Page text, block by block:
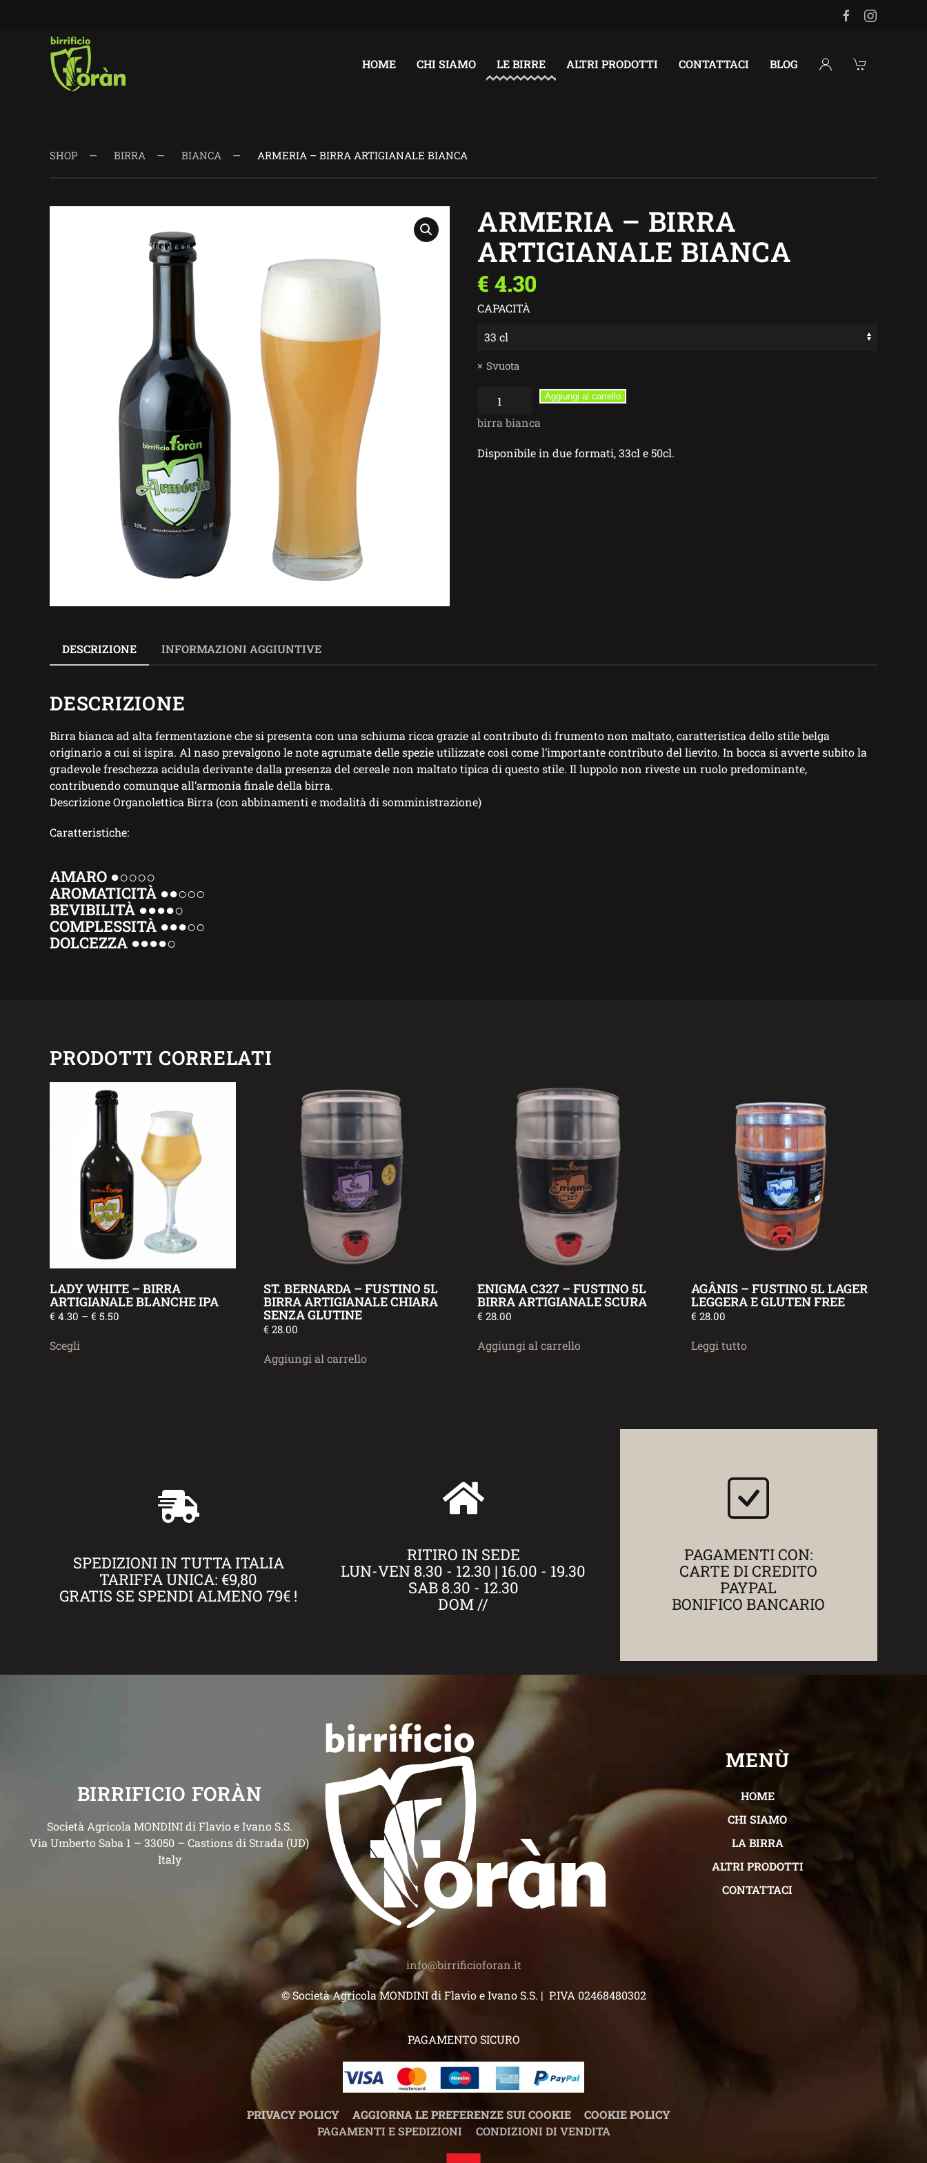
Skip to main content
HOME
CHI SIAMO LE BIRRE ALTRI PRODOTTI CONTATTACI BLOG
SHOP BIRRA BIANCA ARMERIA – BIRRA ARTIGIANALE BIANCA
ARMERIA – BIRRA
ARTIGIANALE BIANCA
€ 4.30
CAPACITÀ
Svuota
Armeria
Birra
Bianca
Aggiungi al carrello
birra bianca
Disponibile in due formati, 33cl e 50cl.
DESCRIZIONE INFORMAZIONI AGGIUNTIVE
DESCRIZIONE
Birra bianca ad alta fermentazione che si presenta con una schiuma ricca grazie al contributo di frumento non maltato, caratteristica dello stile belga
originario a cui si ispira. Al naso prevalgono le note agrumate delle spezie utilizzate così come l’importante contributo del lievito. In bocca si avverte subito la
gradevole freschezza acidula derivante dalla presenza del cereale non maltato tipica di questo stile. Il luppolo non riveste un ruolo predominante,
contribuendo comunque all’armonia finale della birra.
Descrizione Organolettica Birra (con abbinamenti e modalità di somministrazione)
Caratteristiche:
AMARO ●○○○○
AROMATICITÀ ●●○○○
BEVIBILITÀ ●●●●○
COMPLESSITÀ ●●●○○
DOLCEZZA ●●●●○
PRODOTTI CORRELATI
LADY WHITE – BIRRA
ARTIGIANALE BLANCHE IPA
€ 4.30 – € 5.50
Scegli
ST. BERNARDA – FUSTINO 5L
BIRRA ARTIGIANALE CHIARA
SENZA GLUTINE
€ 28.00
Aggiungi al carrello
ENIGMA C327 – FUSTINO 5L
BIRRA ARTIGIANALE SCURA
€ 28.00
Aggiungi al carrello
AGÂNIS – FUSTINO 5L LAGER
LEGGERA E GLUTEN FREE
€ 28.00
Leggi tutto
SPEDIZIONI IN TUTTA ITALIA
TARIFFA UNICA: €9,80
GRATIS SE SPENDI ALMENO 79€ !
RITIRO IN SEDE
LUN-VEN 8.30 - 12.30 | 16.00 - 19.30
SAB 8.30 - 12.30
DOM //
PAGAMENTI CON:
CARTE DI CREDITO
PAYPAL
BONIFICO BANCARIO
BIRRIFICIO FORÀN
Società Agricola MONDINI di Flavio e Ivano S.S.
Via Umberto Saba 1 – 33050 – Castions di Strada (UD)
Italy
MENÙ
HOME
CHI SIAMO
LA BIRRA
ALTRI PRODOTTI
CONTATTACI
info@birrificioforan.it
© Società Agricola MONDINI di Flavio e Ivano S.S. | P.IVA 02468480302
PAGAMENTO SICURO
PRIVACY POLICY AGGIORNA LE PREFERENZE SUI COOKIE
COOKIE POLICY
PAGAMENTI E SPEDIZIONI
CONDIZIONI DI VENDITA